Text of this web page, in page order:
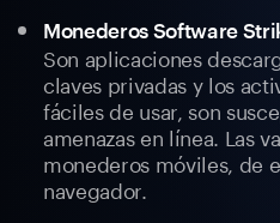
Monederos Software
Son aplicaciones
claves privadas y los
fáciles de usar, son
amenazas en línea. Las
monederos móviles, de
navegador.